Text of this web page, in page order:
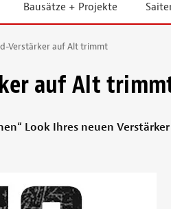
Bausätze + Projekte
Verstärker auf Alt trimmt
auf Alt
Look Ihres neuen